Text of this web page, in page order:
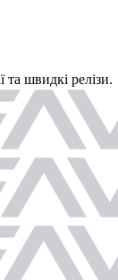
та швидкі релізи.